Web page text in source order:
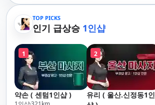
산,구서,연산,서면,재
송,센텀,송도,자갈치,하
단,다대포,범일,범천,우
동,마린시티,송정,기장,
정관,일광,망미,토곡,시
청,양정,초량,사직,온
천,미남,만덕,괴정,학
장,금사,서동,반여,반
송,명륜,남천,대연,문
현,부전,개금,가야,주
TOP PICKS
인기 급상승 1인샵
1
약손 ( 센텀1인샵 )
2
유리 ( 울산.신정동1인